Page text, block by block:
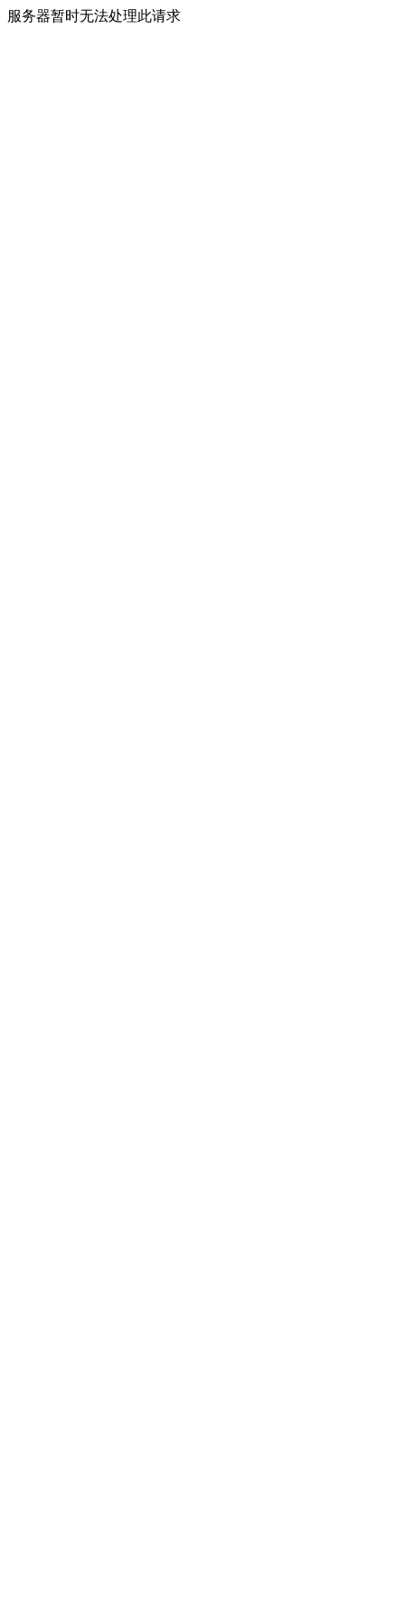
服务器暂时无法处理此请求